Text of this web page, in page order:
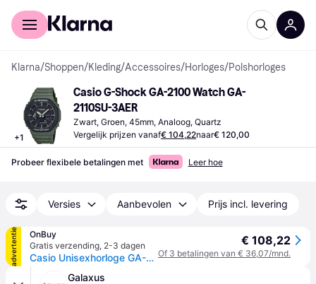
Voor shoppers
Klarna/Shoppen/Kleding/Accessoires/Horloges/Polshorloges
+1
Casio G-Shock GA-2100 Watch GA-
2110SU-3AER
Zwart, Groen, 45mm, Analoog, Quartz
Vergelijk prijzen vanaf€ 104,22naar€ 120,00
Probeer flexibele betalingen met Leer hoe
Versies Aanbevolen Prijs incl. levering
advertentie
OnBuy
Gratis verzending, 2-3 dagen
Casio Unisexhorloge GA-2110SU-3AER
€ 108,22
Of 3 betalingen van € 36,07/mnd.
Galaxus